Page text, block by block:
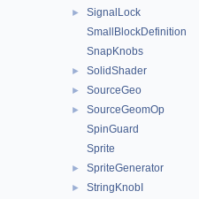
►
SignalLock
SmallBlockDefinition
SnapKnobs
► SolidShader
► SourceGeo
►
SourceGeomOp
SpinGuard
Sprite
► SpriteGenerator
► StringKnobI